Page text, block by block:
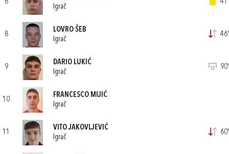
6
Igrač
41'
8
LOVRO ŠEB
Igrač
46'
9
DARIO LUKIĆ
Igrač
90'
10
FRANCESCO MIJIĆ
Igrač
11
VITO JAKOVLJEVIĆ
Igrač
60'